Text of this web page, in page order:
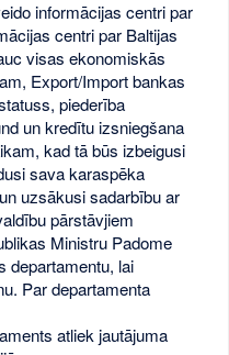
informācijas centri par
centri par Baltijas
visas ekonomiskās
Export/Import bankas
piederība
un kredītu izsniegšana
kad tā būs izbeigusi
sava karaspēka
uzsākusi sadarbību ar
pārstāvjiem
Ministru Padome
departamentu, lai
Par departamenta
atliek jautājuma